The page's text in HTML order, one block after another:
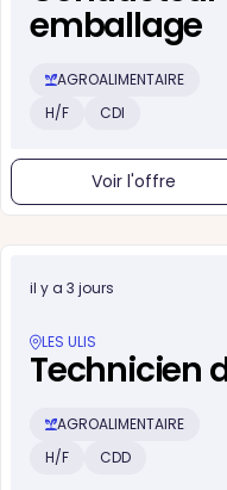
emballage
AGROALIMENTAIRE
H/F
CDI
Voir l'offre
il y a 3 jours
LES ULIS
Technicien
AGROALIMENTAIRE
H/F
CDD